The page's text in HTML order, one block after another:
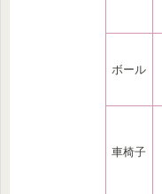
ボール
車椅子